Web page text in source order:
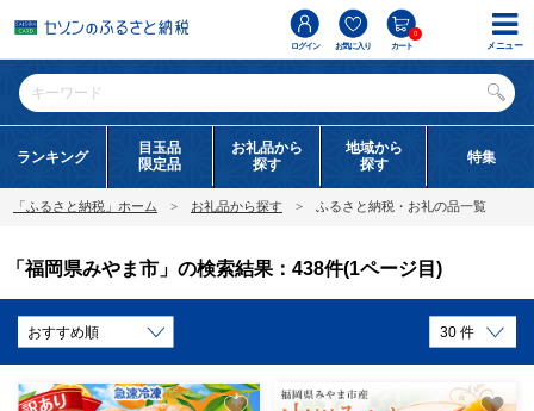
ログイン お気に入り カート
0
ランキング
目玉品
限定品
お礼品から
探す
地域から
探す
特集
「ふるさと納税」ホーム お礼品から探す ふるさと納税・お礼の品一覧
「福岡県みやま市」の検索結果：438件(1ページ目)
メニュー